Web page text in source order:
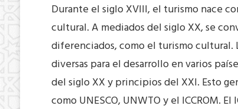
Durante el siglo XVIII, el turismo nace
cultural. A mediados del siglo XX, se
diferenciados, como el turismo
diversas para el desarrollo en varios
del siglo XX y principios del XXI. Esto
como UNESCO, UNWTO y el ICCROM.